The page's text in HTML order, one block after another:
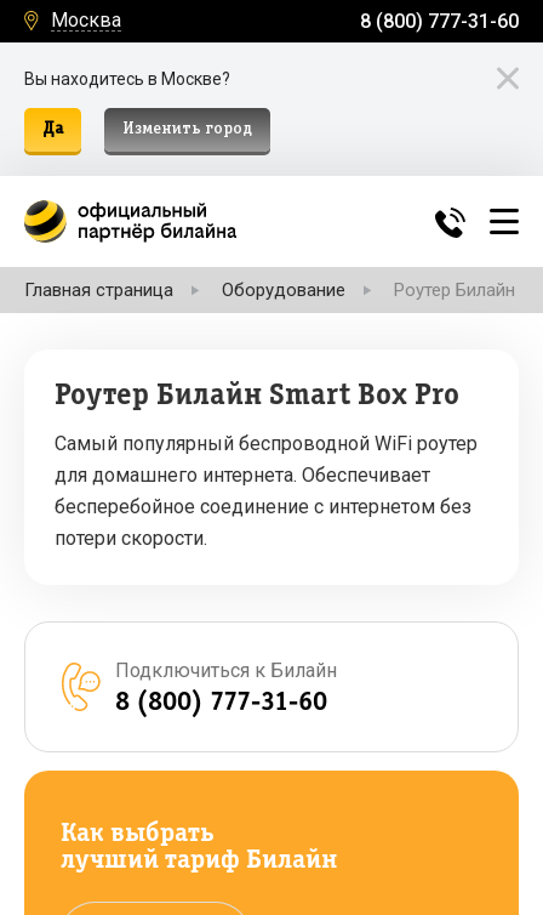
Москва 8 (800) 777-31-60
Вы находитесь в Москве?
Да Изменить город
Главная страница Оборудование Роутер Билайн
Роутер Билайн Smart Box Pro
Самый популярный беспроводной WiFi роутер
для домашнего интернета. Обеспечивает
бесперебойное соединение с интернетом без
потери скорости.
Подключиться к Билайн
8 (800) 777-31-60
Как выбрать
лучший тариф Билайн